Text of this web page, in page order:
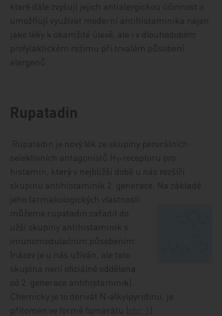
které dále zvyšují jejich antialergickou účinnost a
umožňují využívat moderní antihistaminika nejen
jako léky k okamžité úlevě, ale i v dlouhodobém
profylaktickém režimu při trvalém působení
alergenů.
Rupatadin
Rupatadin je nový lék ze skupiny perorálních
selektivních antagonistů H 1-receptoru pro
histamin, který v nejbližší době u nás rozšíří
skupinu antihistaminik 2. generace. Na základě
jeho farmakologických vlastností
můžeme rupatadin zařadit do
užší skupiny antihistaminik s
imunomodulačním působením
(název je u nás užíván, ale tato
skupina není oficiálně oddělena
od 2. generace antihistaminik).
Chemicky je to derivát N-alkylpyridinu, je
přítomen ve formě fumarátu (
).